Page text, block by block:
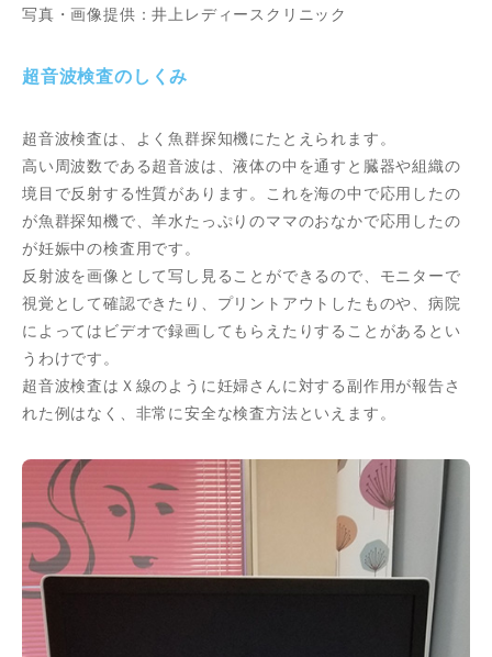
写真・画像提供：井上レディースクリニック
超音波検査のしくみ
超音波検査は、よく魚群探知機にたとえられます。
高い周波数である超音波は、液体の中を通すと臓器や組織の
境目で反射する性質があります。これを海の中で応用したの
が魚群探知機で、羊水たっぷりのママのおなかで応用したの
が妊娠中の検査用です。
反射波を画像として写し見ることができるので、モニターで
視覚として確認できたり、プリントアウトしたものや、病院
によってはビデオで録画してもらえたりすることがあるとい
うわけです。
超音波検査はＸ線のように妊婦さんに対する副作用が報告さ
れた例はなく、非常に安全な検査方法といえます。